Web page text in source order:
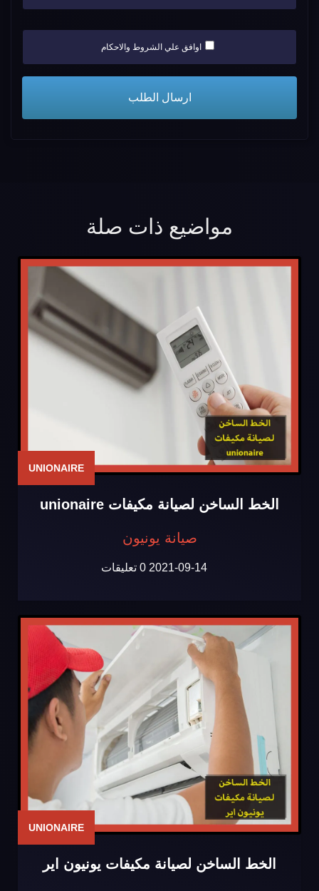
اوافق علي الشروط والاحكام
مواضيع ذات صلة
UNIONAIRE
الخط الساخن لصيانة مكيفات unionaire
صيانة يونيون
2021-09-14 0 تعليقات
UNIONAIRE
الخط الساخن لصيانة مكيفات يونيون اير